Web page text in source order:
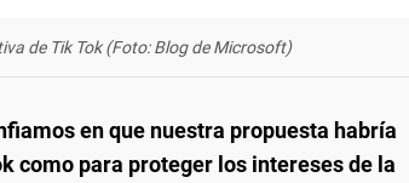
de Tik Tok (Foto: Blog de Microsoft)
en que nuestra propuesta habría
como para proteger los intereses de la